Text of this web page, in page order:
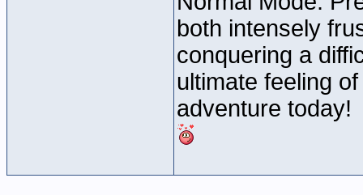
both intensely
conquering a
ultimate feeling
adventure today!